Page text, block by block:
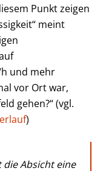
Punkt zeigen
meint
und mehr
vor Ort war,
gehen?“ (vgl.
)
die Absicht eine